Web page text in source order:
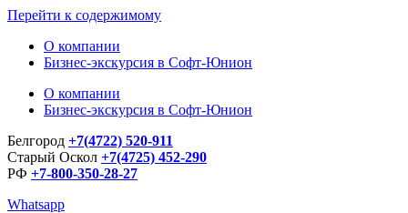
Перейти к содержимому
О компании
Бизнес-экскурсия в Софт-Юнион
О компании
Бизнес-экскурсия в Софт-Юнион
Белгород +7(4722) 520-911
Старый Оскол +7(4725) 452-290
РФ +7-800-350-28-27
Whatsapp